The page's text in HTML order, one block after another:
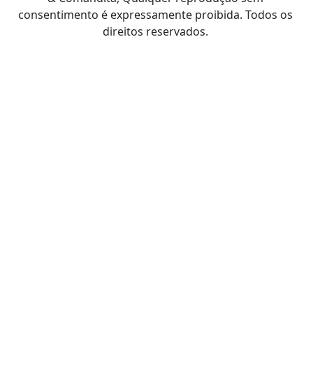
consentimento é expressamente proibida. Todos os
direitos reservados.